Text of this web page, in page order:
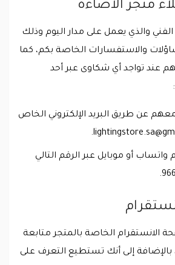
متجر الاضاءة
والذي يعمل على مدار اليوم وذلك
والاستفسارات الخاصة بكم، كما
عند تواجد أي شكاوى عبر أحد
عن طريق البريد الإلكتروني الخاص
.
أو موبايل عبر الرقم التالي
الانستقرام الخاصة بالمتجر متابعة
إلى أنك تستطيع التعرف على